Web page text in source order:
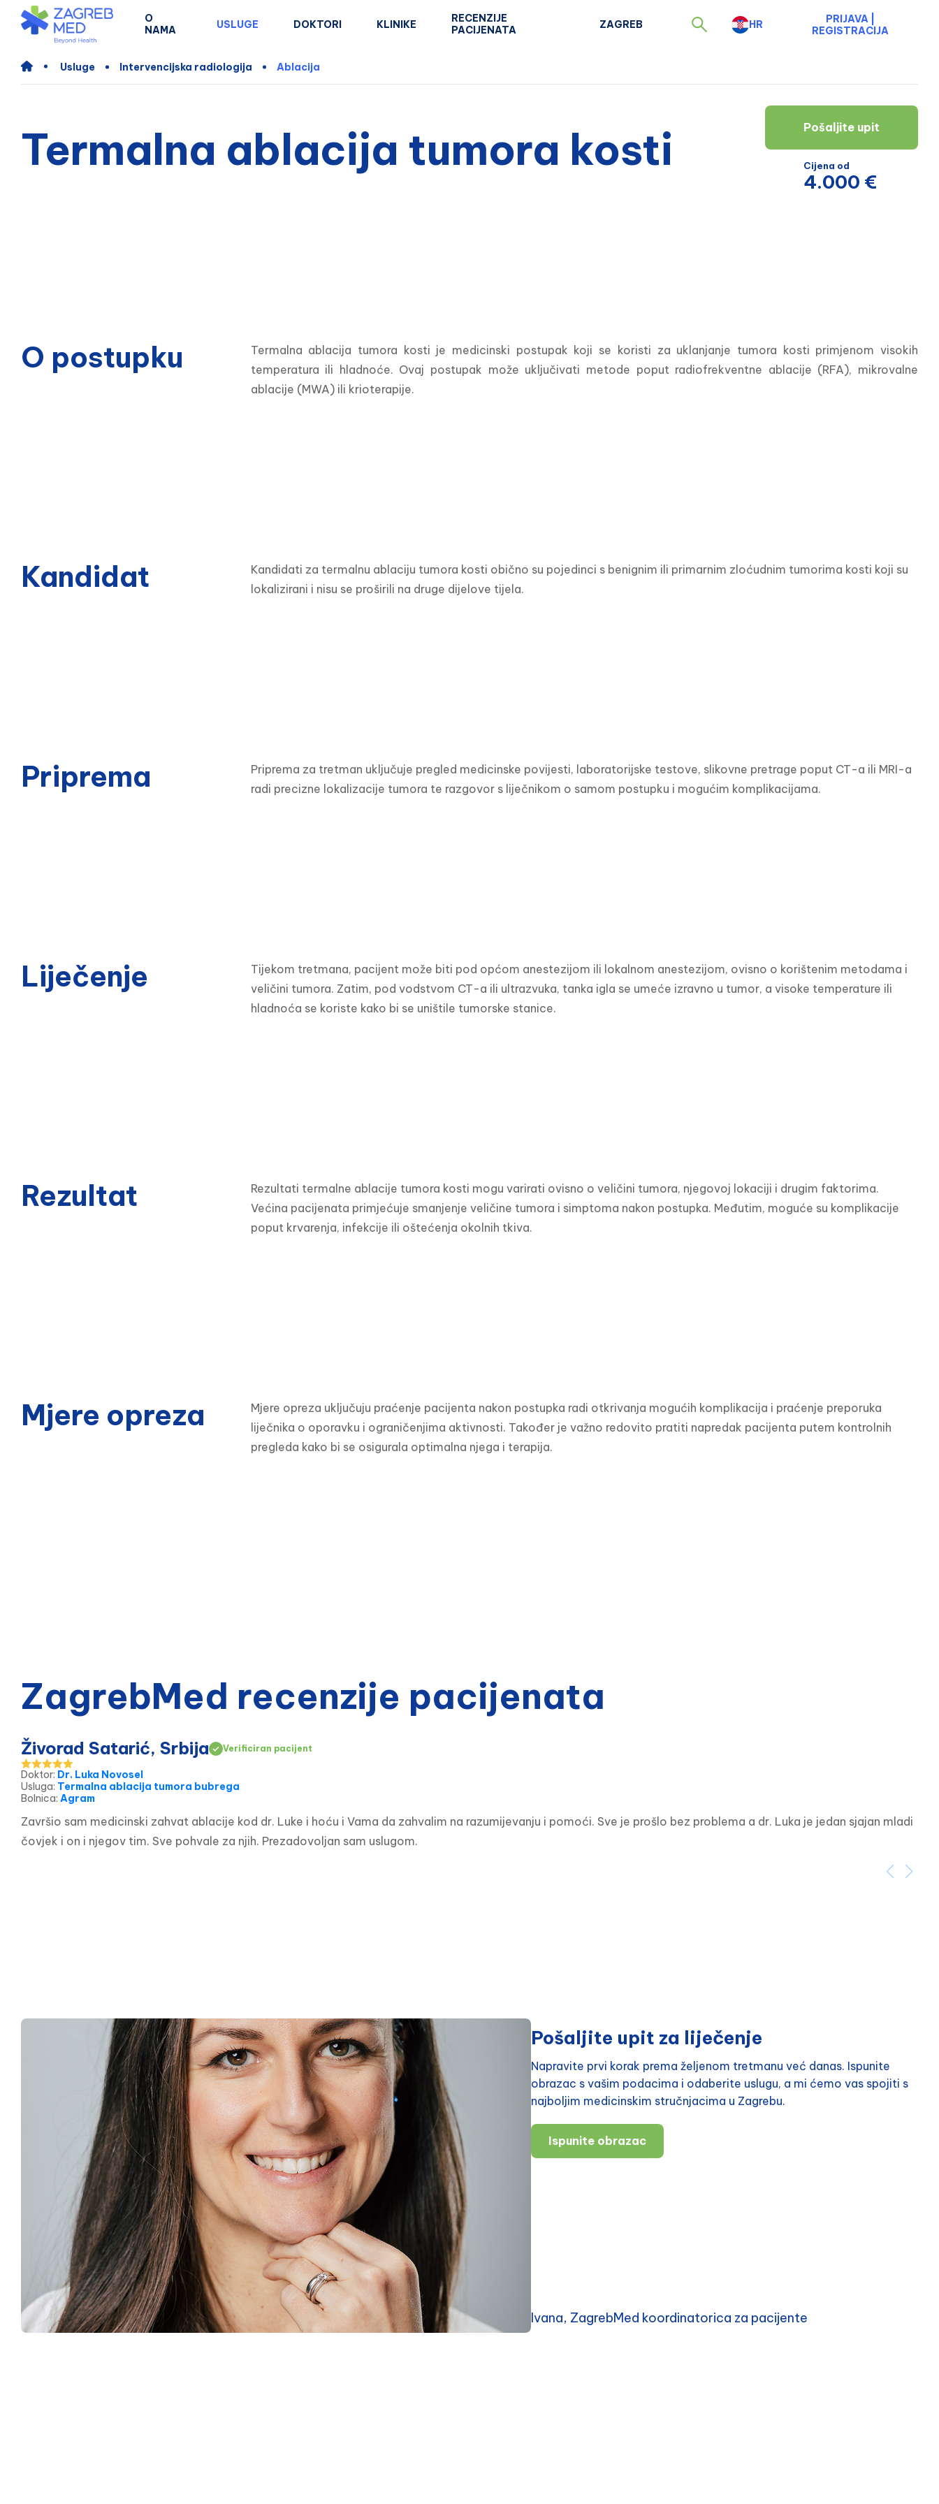
O
NAMA
USLUGE DOKTORI KLINIKE
RECENZIJE
PACIJENATA
ZAGREB HR PRIJAVA
REGISTRACIJA
Usluge Intervencijska radiologija Ablacija
Termalna ablacija tumora kosti Pošaljite upit
Cijena od
4.000 €
O postupku
Termalna ablacija tumora kosti je medicinski postupak koji se koristi za uklanjanje tumora kosti primjenom visokih
temperatura ili hladnoće. Ovaj postupak može uključivati metode poput radiofrekventne ablacije (RFA), mikrovalne
ablacije (MWA) ili krioterapije.
Kandidat
Kandidati za termalnu ablaciju tumora kosti obično su pojedinci s benignim ili primarnim zloćudnim tumorima kosti koji su
lokalizirani i nisu se proširili na druge dijelove tijela.
Priprema
Priprema za tretman uključuje pregled medicinske povijesti, laboratorijske testove, slikovne pretrage poput CT-a ili MRI-a
radi precizne lokalizacije tumora te razgovor s liječnikom o samom postupku i mogućim komplikacijama.
Liječenje
Tijekom tretmana, pacijent može biti pod općom anestezijom ili lokalnom anestezijom, ovisno o korištenim metodama i
veličini tumora. Zatim, pod vodstvom CT-a ili ultrazvuka, tanka igla se umeće izravno u tumor, a visoke temperature ili
hladnoća se koriste kako bi se uništile tumorske stanice.
Rezultat
Rezultati termalne ablacije tumora kosti mogu varirati ovisno o veličini tumora, njegovoj lokaciji i drugim faktorima.
Većina pacijenata primjećuje smanjenje veličine tumora i simptoma nakon postupka. Međutim, moguće su komplikacije
poput krvarenja, infekcije ili oštećenja okolnih tkiva.
Mjere opreza
Mjere opreza uključuju praćenje pacijenta nakon postupka radi otkrivanja mogućih komplikacija i praćenje preporuka
liječnika o oporavku i ograničenjima aktivnosti. Također je važno redovito pratiti napredak pacijenta putem kontrolnih
pregleda kako bi se osigurala optimalna njega i terapija.
ZagrebMed recenzije pacijenata
Živorad Satarić, Srbija Verificiran pacijent
Doktor: Dr. Luka Novosel
Usluga: Termalna ablacija tumora bubrega
Bolnica: Agram
Završio sam medicinski zahvat ablacije kod dr. Luke i hoću i Vama da zahvalim na razumijevanju i pomoći. Sve je prošlo bez problema a dr. Luka je jedan sjajan mladi
čovjek i on i njegov tim. Sve pohvale za njih. Prezadovoljan sam uslugom.
Pošaljite upit za liječenje
Napravite prvi korak prema željenom tretmanu već danas. Ispunite
obrazac s vašim podacima i odaberite uslugu, a mi ćemo vas spojiti s
najboljim medicinskim stručnjacima u Zagrebu.
Ispunite obrazac
Ivana, ZagrebMed koordinatorica za pacijente